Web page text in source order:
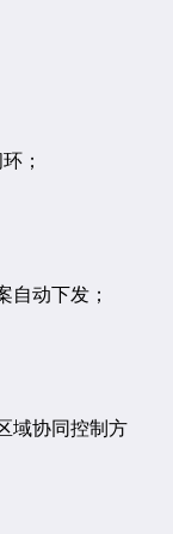
；
自动下发；
域协同控制方